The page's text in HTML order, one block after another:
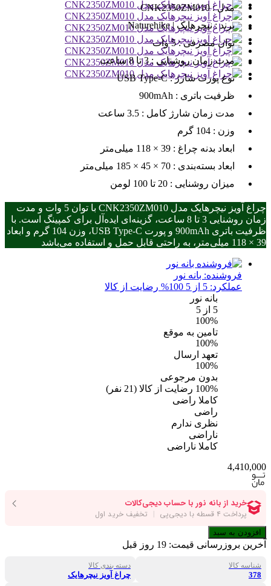
مدل :CNK2350ZM010
برند :نیچرهایک | Naturehike
توان مصرفی :5 وات
مدت زمان روشنایی :3 تا 8 ساعت
نوع پورت شارژ :USB Type-C
ظرفیت باتری : 900mAh
مدت زمان شارژ کامل : 3.5 ساعت
وزن : 104 گرم
ابعاد بدنه چراغ : 39 × 118 میلی‌متر
ابعاد بسته‌بندی : 70 × 45 × 185 میلی‌متر
میزان روشنایی : 20 تا 100 لومن
چراغ آویز نیچرهایک مدل CNK2350ZM010 با توان 5 وات و مدت
زمان روشنایی 3 تا 8 ساعت، گزینه‌ای ایده‌آل برای کمپینگ است. با
ظرفیت باتری 900mAh و پورت USB Type-C، وزن 104 گرم و ابعاد
39 × 118 میلی‌متر، به راحتی قابل حمل و استفاده می‌باشد
فروشنده: بانه نور
عملکرد: 5 از 5
100% رضایت از کالا
بانه نور
5 از 5
100%
تامین به موقع
100%
تعهد ارسال
100%
بدون مرجوعی
100% رضایت از کالا (
21 نفر)
کاملا راضی
راضی
نظری ندارم
ناراضی
کاملا ناراضی
4,410,000
افزودن به سبد
آخرین بروزرسانی قیمت: 19 روز قبل
شناسه کالا
378
دسته بندی کالا
چراغ آویز نیچرهایک